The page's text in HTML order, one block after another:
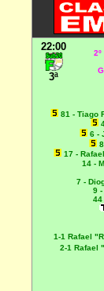
22:00
3ª
81 - Tiago
6 -
17 -
14 -
7 -
9
44
1-1 Rafael
2-1 Rafael